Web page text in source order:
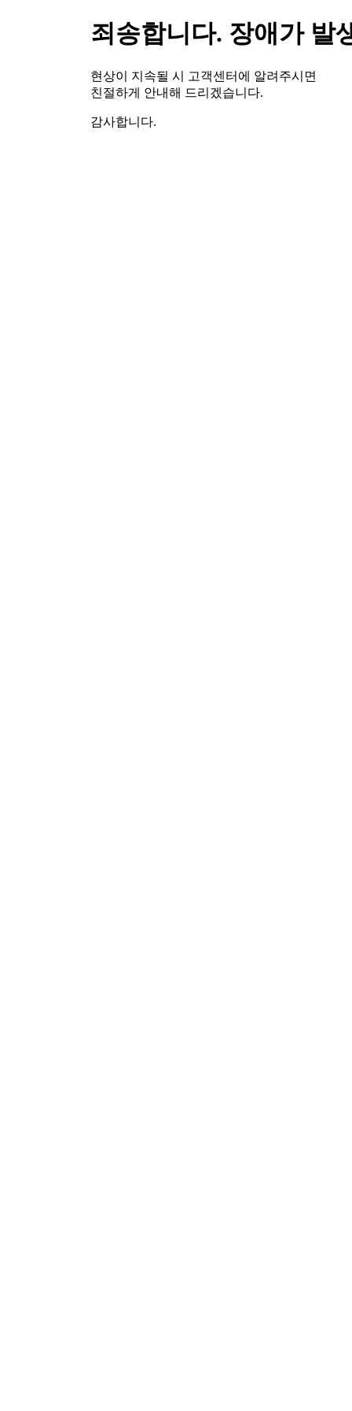
죄송합니다. 장애가 발
현상이 지속될 시 고객센터에 알려주시면
친절하게 안내해 드리겠습니다.
감사합니다.